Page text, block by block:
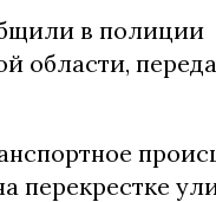
в полиции
области,
перекрестке